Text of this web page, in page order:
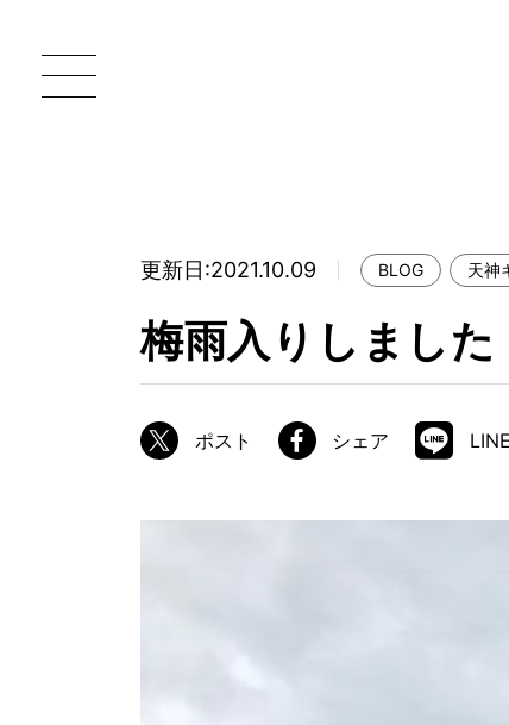
MOKUBA について
製造工程
加工技術
更新日:2021.10.09 BLOG 天神
梅雨入りしました
ポスト シェア